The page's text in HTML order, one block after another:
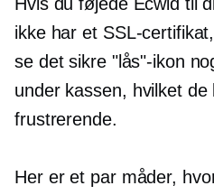
ikke har et SSL-
se det sikre "lås"-ikon
under kassen, hvilket de
frustrerende.
Her er et par måder,